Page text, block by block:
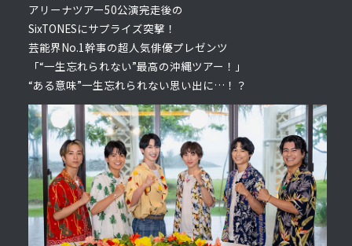
アリーナツアー50公演完走後の
SixTONESにサプライズ突撃！
芸能界No.1幹事の超人気俳優プレゼンツ
「“一生忘れられない”最高の沖縄ツアー！」
“ある意味”一生忘れられない思い出に…！？